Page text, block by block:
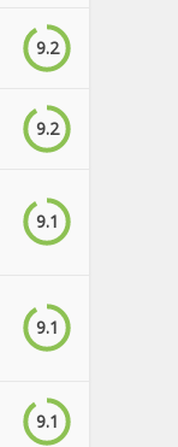
9.2
9.2
9.1
9.1
9.1